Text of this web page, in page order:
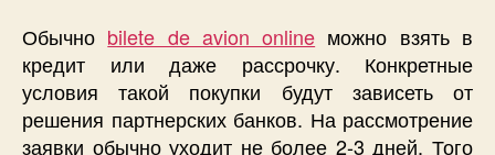
Обычно bilete de avion online можно взять в
кредит или даже рассрочку. Конкретные
условия такой покупки будут зависеть от
решения партнерских банков. На рассмотрение
заявки обычно уходит не более 2-3 дней. Того